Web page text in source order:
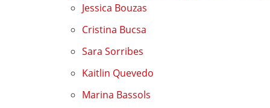
Jessica Bouzas
Cristina Bucsa
Sara Sorribes
Kaitlin Quevedo
Marina Bassols